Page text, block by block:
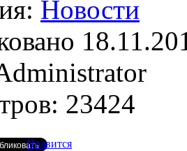
Новости
23424
Нравится